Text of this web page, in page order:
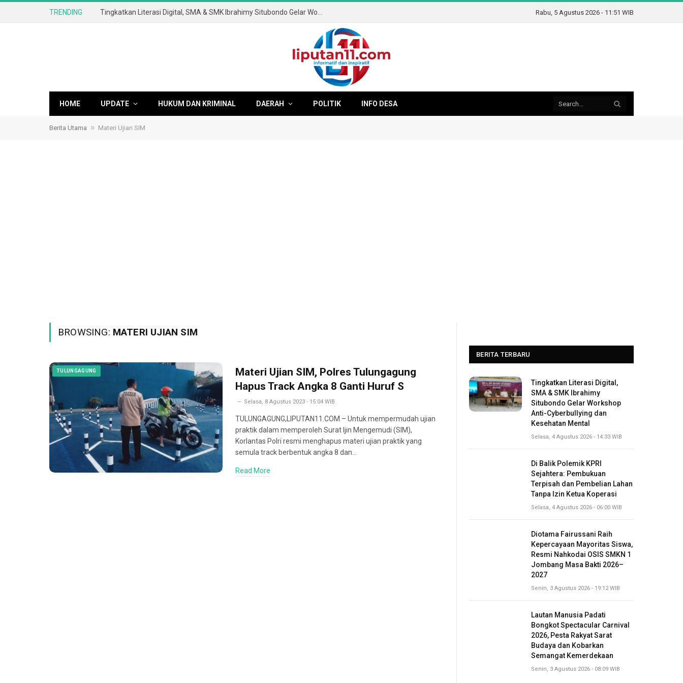
TRENDING Rabu, 5 Agustus 2026 - 11:51 WIB
HOME UPDATE HUKUM DAN KRIMINAL DAERAH POLITIK INFO DESA
Berita Utama » Materi Ujian SIM
BROWSING: MATERI UJIAN SIM
TULUNGAGUNG
Materi Ujian SIM, Polres Tulungagung
Hapus Track Angka 8 Ganti Huruf S
Selasa, 8 Agustus 2023 - 15:04 WIB
TULUNGAGUNG,LIPUTAN11.COM – Untuk mempermudah ujian
praktik dalam memperoleh Surat Ijin Mengemudi (SIM),
Korlantas Polri resmi menghapus materi ujian praktik yang
semula track berbentuk angka 8 dan…
Read More
BERITA TERBARU
Tingkatkan Literasi Digital,
SMA & SMK Ibrahimy
Situbondo Gelar Workshop
Anti-Cyberbullying dan
Kesehatan Mental
Selasa, 4 Agustus 2026 - 14:33 WIB
Di Balik Polemik KPRI
Sejahtera: Pembukuan
Terpisah dan Pembelian Lahan
Tanpa Izin Ketua Koperasi
Selasa, 4 Agustus 2026 - 06:00 WIB
Diotama Fairussani Raih
Kepercayaan Mayoritas Siswa,
Resmi Nahkodai OSIS SMKN 1
Jombang Masa Bakti 2026–
2027
Senin, 3 Agustus 2026 - 19:12 WIB
Lautan Manusia Padati
Bongkot Spectacular Carnival
2026, Pesta Rakyat Sarat
Budaya dan Kobarkan
Semangat Kemerdekaan
Senin, 3 Agustus 2026 - 08:09 WIB